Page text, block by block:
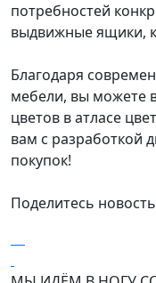
потребностей
выдвижные ящики,
Благодаря
мебели, вы можете
цветов в атласе
вам с разработкой
покупок!
Поделитесь